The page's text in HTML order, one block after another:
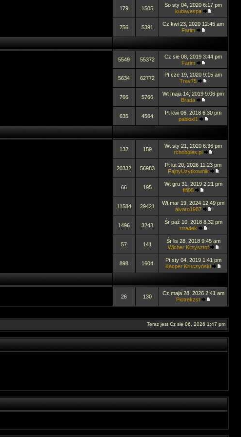
179 1505
So sty 04, 2020 6:17 pm
kubavespa
756 5391
Cz kwi 23, 2020 12:45 am
Farim
5549 55372
Cz sie 08, 2019 3:44 pm
Farim
5634 62772
Pt cze 19, 2020 9:15 am
Trev75
766 5766
Wt maja 14, 2019 9:06 pm
Brada
635 4564
Pt kwi 06, 2018 6:30 pm
pabloxl1
132 159
Wt sty 21, 2020 6:36 pm
rchobbies.pl
20332 56983
Pt lut 20, 2026 11:23 pm
FajnyUzytkownik
66 195
Wt gru 31, 2019 2:21 pm
fifi08
11584 29421
Wt mar 19, 2024 12:49 pm
alvaro1987
1496 3243
Śr paź 10, 2018 8:32 pm
rrradek
57 141
Śr lis 28, 2018 9:45 am
Wicher Krzysztof
898 1604
Pt sty 04, 2019 1:41 pm
Kacper Kruczyński
26 130
Cz maja 28, 2026 2:41 am
Piotrekzst
Teraz jest Cz sie 06, 2026 1:47 pm